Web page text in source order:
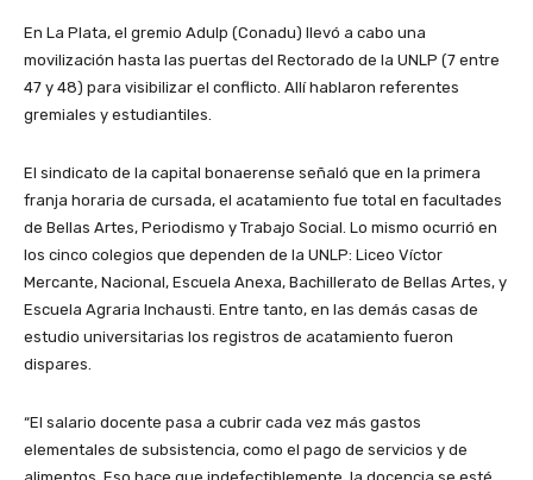
En La Plata, el gremio Adulp (Conadu) llevó a cabo una
movilización hasta las puertas del Rectorado de la UNLP (7 entre
47 y 48) para visibilizar el conflicto. Allí hablaron referentes
gremiales y estudiantiles.
El sindicato de la capital bonaerense señaló que en la primera
franja horaria de cursada, el acatamiento fue total en facultades
de Bellas Artes, Periodismo y Trabajo Social. Lo mismo ocurrió en
los cinco colegios que dependen de la UNLP: Liceo Víctor
Mercante, Nacional, Escuela Anexa, Bachillerato de Bellas Artes, y
Escuela Agraria Inchausti. Entre tanto, en las demás casas de
estudio universitarias los registros de acatamiento fueron
dispares.
“El salario docente pasa a cubrir cada vez más gastos
elementales de subsistencia, como el pago de servicios y de